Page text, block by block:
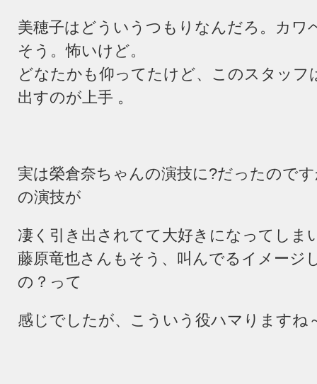
美穂子はどういうつもりなんだろ。カワ
そう。怖いけど。
どなたかも仰ってたけど、このスタッフ
出すのが上手 。
実は榮倉奈ちゃんの演技に?だったので
の演技が
凄く引き出されてて大好きになってしま
藤原竜也さんもそう、叫んでるイメージ
の？って
感じでしたが、こういう役ハマりますね